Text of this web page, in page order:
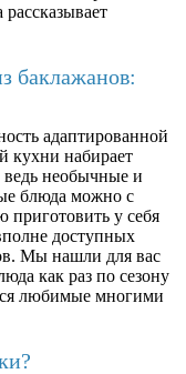
баклажанов:
адаптированной
кухни набирает
ведь необычные и
блюда можно с
приготовить у себя
доступных
Мы нашли для вас
как раз по сезону
любимые многими